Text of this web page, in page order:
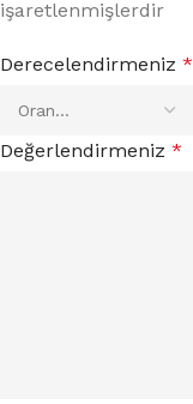
işaretlenmişlerdir
Derecelendirmeniz *
Değerlendirmeniz *